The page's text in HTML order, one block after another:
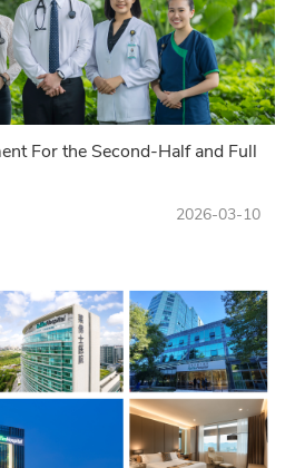
For the Second-Half and Full
2026-03-10